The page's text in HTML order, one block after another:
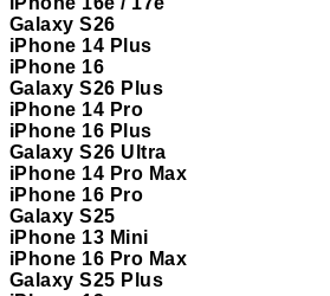
Galaxy S26
iPhone 14 Plus
iPhone 16
Galaxy S26 Plus
iPhone 14 Pro
iPhone 16 Plus
Galaxy S26 Ultra
iPhone 14 Pro Max
iPhone 16 Pro
Galaxy S25
iPhone 13 Mini
iPhone 16 Pro Max
Galaxy S25 Plus